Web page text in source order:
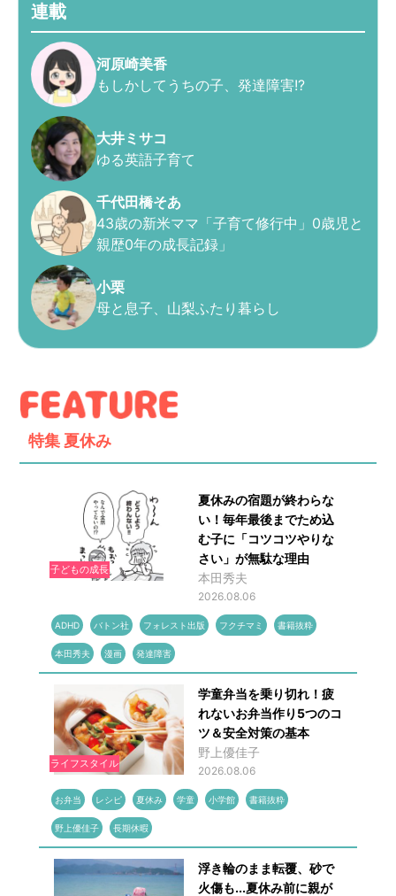
連載
河原崎美香
もしかしてうちの子、発達障害!?
大井ミサコ
ゆる英語子育て
千代田橋そあ
43歳の新米ママ「子育て修行中」0歳児と
親歴0年の成長記録」
小栗
母と息子、山梨ふたり暮らし
特集 夏休み
子どもの成長
夏休みの宿題が終わらな
い！毎年最後までため込
む子に「コツコツやりな
さい」が無駄な理由
本田秀夫
2026.08.06
ADHD バトン社 フォレスト出版 フクチマミ 書籍抜粋
本田秀夫 漫画 発達障害
ライフスタイル
学童弁当を乗り切れ！疲
れないお弁当作り5つのコ
ツ＆安全対策の基本
野上優佳子
2026.08.06
お弁当 レシピ 夏休み 学童 小学館 書籍抜粋
野上優佳子 長期休暇
浮き輪のまま転覆、砂で
火傷も...夏休み前に親が